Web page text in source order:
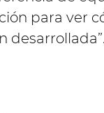
para ver
desarrollada”.